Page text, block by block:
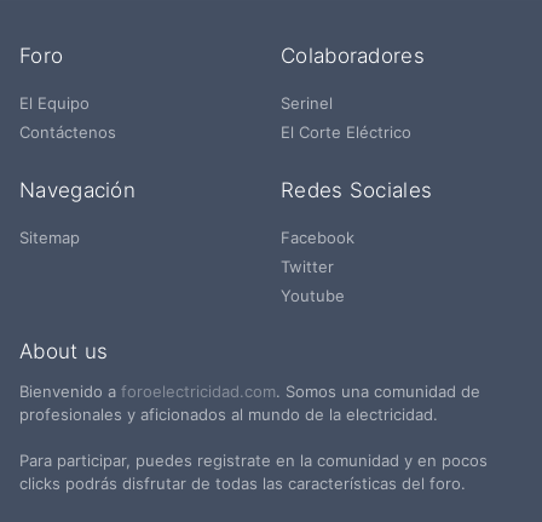
Foro
El Equipo
Contáctenos
Colaboradores
Serinel
El Corte Eléctrico
Navegación
Sitemap
Redes Sociales
Facebook
Twitter
Youtube
About us
Bienvenido a foroelectricidad.com. Somos una comunidad de
profesionales y aficionados al mundo de la electricidad.
Para participar, puedes registrate en la comunidad y en pocos
clicks podrás disfrutar de todas las características del foro.